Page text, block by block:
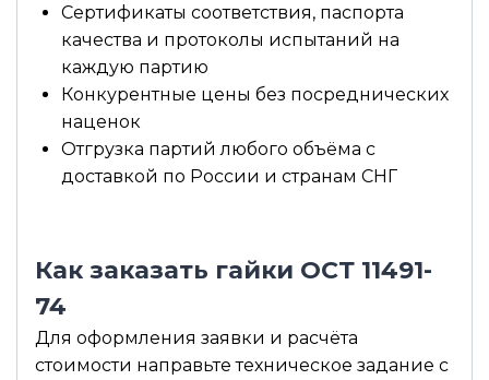
Сертификаты соответствия, паспорта
качества и протоколы испытаний на
каждую партию
Конкурентные цены без посреднических
наценок
Отгрузка партий любого объёма с
доставкой по России и странам СНГ
Как заказать гайки ОСТ 11491-
74
Для оформления заявки и расчёта
стоимости направьте техническое задание с